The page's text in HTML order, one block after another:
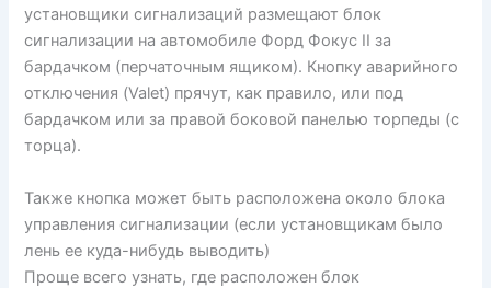
установщики сигнализаций размещают блок
сигнализации на автомобиле Форд Фокус II за
бардачком (перчаточным ящиком). Кнопку аварийного
отключения (Valet) прячут, как правило, или под
бардачком или за правой боковой панелью торпеды (с
торца).
Также кнопка может быть расположена около блока
управления сигнализации (если установщикам было
лень ее куда-нибудь выводить)
Проще всего узнать, где расположен блок